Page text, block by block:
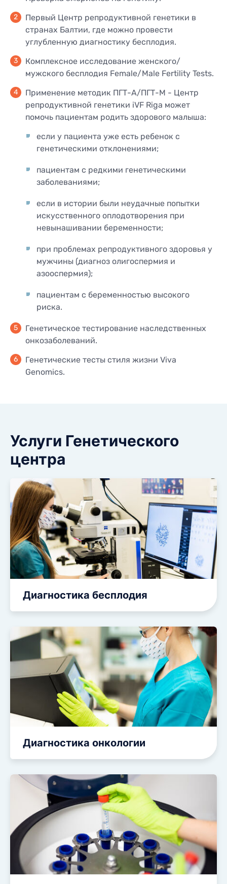
КОНТАКТЫ
Первый Центр репродуктивной генетики в
странах Балтии, где можно провести
углубленную диагностику бесплодия.
Комплексное исследование женского/
мужского бесплодия Female/Male Fertility Tests.
Применение методик ПГТ-А/ПГТ-М - Центр
репродуктивной генетики iVF Riga может
помочь пациентам родить здорового малыша:
если у пациента уже есть ребенок с
генетическими отклонениями;
пациентам с редкими генетическими
заболеваниями;
если в истории были неудачные попытки
искусственного оплодотворения при
невынашивании беременности;
при проблемах репродуктивного здоровья у
мужчины (диагноз олигоспермия и
азооспермия);
пациентам с беременностью высокого
риска.
Генетическое тестирование наследственных
онкозаболеваний.
Генетические тесты стиля жизни Viva
Genomics.
Услуги Генетического
центра
Диагностика бесплодия
Диагностика онкологии